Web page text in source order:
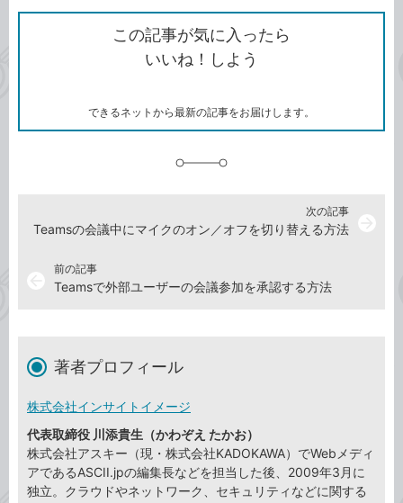
で
シ
ェ
ア
シ
ェ
ア
な
ッ
ク
ク
ク
を
コ
この記事が気に入ったら
いいね！しよう
できるネットから最新の記事をお届けします。
前の記事
Teamsで外部ユーザーの会議参加を承認する方法
次の記事
Teamsの会議中にマイクのオン／オフを切り替える方法
著者プロフィール
株式会社インサイトイメージ
代表取締役 川添貴生（かわぞえ たかお）
株式会社アスキー（現・株式会社KADOKAWA）でWebメディ
アであるASCII.jpの編集長などを担当した後、2009年3月に
独立。クラウドやネットワーク、セキュリティなどに関する